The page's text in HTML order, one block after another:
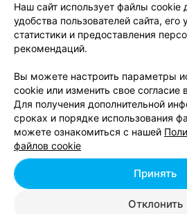
Публичный договор по
«Афиша»
Пользовательское
Связаться по вопросам
Написать
Персональные
Обработка
| 220012,
Наш сайт использует файлы cookie
удобства пользователей сайта, его
статистики и предоставления
рекомендаций.
Вы можете настроить параметры
cookie или изменить свое согласие
Для получения дополнительной
сроках и порядке использования
можете ознакомиться с нашей
файлов cookie
Отклонить
Принять